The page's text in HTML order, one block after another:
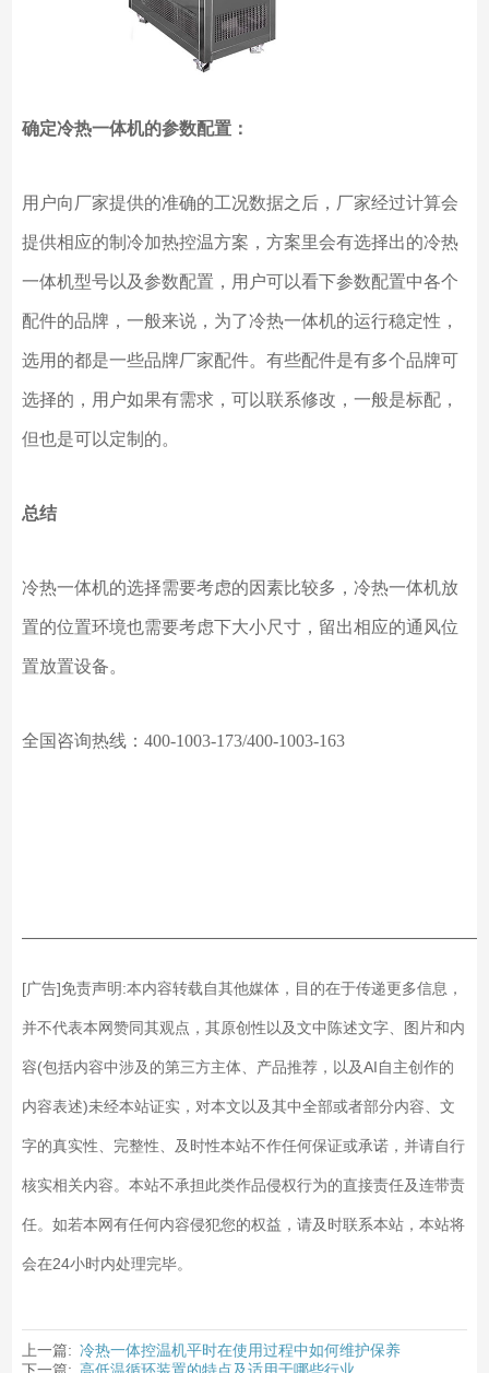
确定冷热一体机的参数配置：
用户向厂家提供的准确的工况数据之后，厂家经过计算会
提供相应的制冷加热控温方案，方案里会有选择出的冷热
一体机型号以及参数配置，用户可以看下参数配置中各个
配件的品牌，一般来说，为了冷热一体机的运行稳定性，
选用的都是一些品牌厂家配件。有些配件是有多个品牌可
选择的，用户如果有需求，可以联系修改，一般是标配，
但也是可以定制的。
总结
冷热一体机的选择需要考虑的因素比较多，冷热一体机放
置的位置环境也需要考虑下大小尺寸，留出相应的通风位
置放置设备。
全国咨询热线： 400-1003-173/400-1003-163
[广告]免责声明:本内容转载自其他媒体，目的在于传递更多信息，
并不代表本网赞同其观点，其原创性以及文中陈述文字、图片和内
容(包括内容中涉及的第三方主体、产品推荐，以及AI自主创作的
内容表述)未经本站证实，对本文以及其中全部或者部分内容、文
字的真实性、完整性、及时性本站不作任何保证或承诺，并请自行
核实相关内容。本站不承担此类作品侵权行为的直接责任及连带责
任。如若本网有任何内容侵犯您的权益，请及时联系本站，本站将
会在24小时内处理完毕。
上一篇: 冷热一体控温机平时在使用过程中如何维护保养